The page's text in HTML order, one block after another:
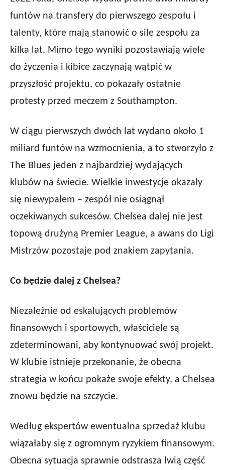
funtów na transfery do pierwszego zespołu i
talenty, które mają stanowić o sile zespołu za
kilka lat. Mimo tego wyniki pozostawiają wiele
do życzenia i kibice zaczynają wątpić w
przyszłość projektu, co pokazały ostatnie
protesty przed meczem z Southampton.
W ciągu pierwszych dwóch lat wydano około 1
miliard funtów na wzmocnienia, a to stworzyło z
The Blues jeden z najbardziej wydających
klubów na świecie. Wielkie inwestycje okazały
się niewypałem – zespół nie osiągnął
oczekiwanych sukcesów. Chelsea dalej nie jest
topową drużyną Premier League, a awans do Ligi
Mistrzów pozostaje pod znakiem zapytania.
Co będzie dalej z Chelsea?
Niezależnie od eskalujących problemów
finansowych i sportowych, właściciele są
zdeterminowani, aby kontynuować swój projekt.
W klubie istnieje przekonanie, że obecna
strategia w końcu pokaże swoje efekty, a Chelsea
znowu będzie na szczycie.
Według ekspertów ewentualna sprzedaż klubu
wiązałaby się z ogromnym ryzykiem finansowym.
Obecna sytuacja sprawnie odstrasza lwią część